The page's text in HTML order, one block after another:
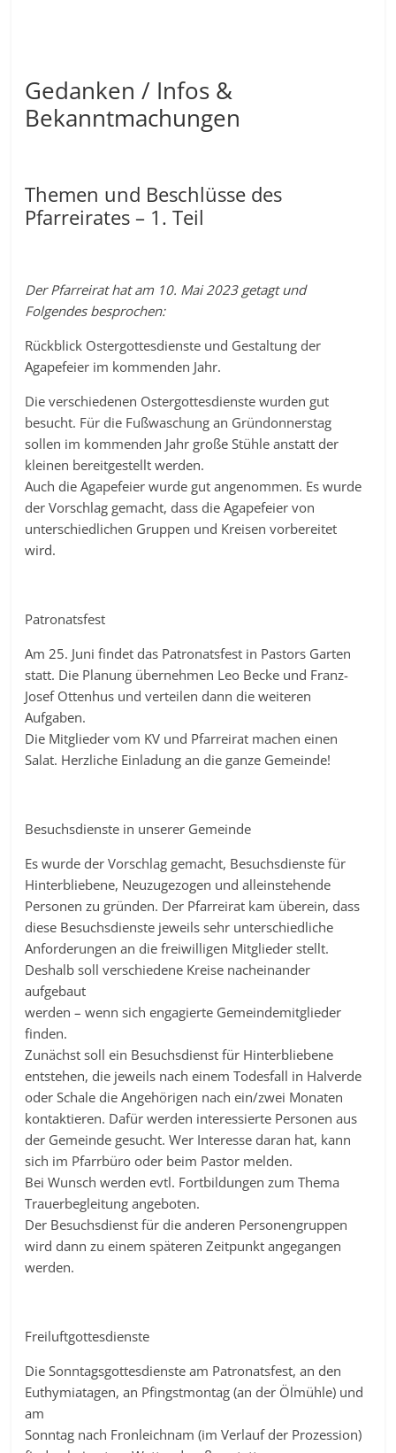
Gedanken / Infos &
Bekanntmachungen
Themen und Beschlüsse des
Pfarreirates – 1. Teil
Der Pfarreirat hat am 10. Mai 2023 getagt und
Folgendes besprochen:
Rückblick Ostergottesdienste und Gestaltung der
Agapefeier im kommenden Jahr.
Die verschiedenen Ostergottesdienste wurden gut
besucht. Für die Fußwaschung an Gründonnerstag
sollen im kommenden Jahr große Stühle anstatt der
kleinen bereitgestellt werden.
Auch die Agapefeier wurde gut angenommen. Es wurde
der Vorschlag gemacht, dass die Agapefeier von
unterschiedlichen Gruppen und Kreisen vorbereitet
wird.
Patronatsfest
Am 25. Juni findet das Patronatsfest in Pastors Garten
statt. Die Planung übernehmen Leo Becke und Franz-
Josef Ottenhus und verteilen dann die weiteren
Aufgaben.
Die Mitglieder vom KV und Pfarreirat machen einen
Salat. Herzliche Einladung an die ganze Gemeinde!
Besuchsdienste in unserer Gemeinde
Es wurde der Vorschlag gemacht, Besuchsdienste für
Hinterbliebene, Neuzugezogen und alleinstehende
Personen zu gründen. Der Pfarreirat kam überein, dass
diese Besuchsdienste jeweils sehr unterschiedliche
Anforderungen an die freiwilligen Mitglieder stellt.
Deshalb soll verschiedene Kreise nacheinander
aufgebaut
werden – wenn sich engagierte Gemeindemitglieder
finden.
Zunächst soll ein Besuchsdienst für Hinterbliebene
entstehen, die jeweils nach einem Todesfall in Halverde
oder Schale die Angehörigen nach ein/zwei Monaten
kontaktieren. Dafür werden interessierte Personen aus
der Gemeinde gesucht. Wer Interesse daran hat, kann
sich im Pfarrbüro oder beim Pastor melden.
Bei Wunsch werden evtl. Fortbildungen zum Thema
Trauerbegleitung angeboten.
Der Besuchsdienst für die anderen Personengruppen
wird dann zu einem späteren Zeitpunkt angegangen
werden.
Freiluftgottesdienste
Die Sonntagsgottesdienste am Patronatsfest, an den
Euthymiatagen, an Pfingstmontag (an der Ölmühle) und
am
Sonntag nach Fronleichnam (im Verlauf der Prozession)